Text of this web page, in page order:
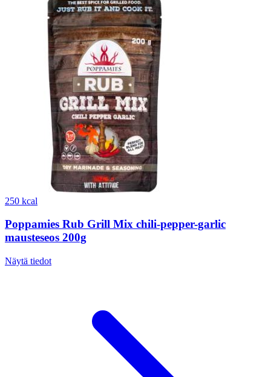
250 kcal
Poppamies Rub Grill Mix chili-pepper-garlic
mausteseos 200g
Näytä tiedot